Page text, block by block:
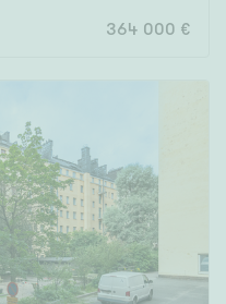
terassi, var 364 000 €